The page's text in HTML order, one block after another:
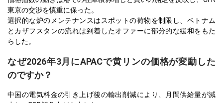
東京の交渉を慎重に保った。
選択的な炉のメンテナンスはスポットの荷物を制限し、ベトナム
とカザフスタンの流れは到着したオファーに部分的な緩和をもた
らした。
なぜ2026年3月にAPACで黄リンの価格が変動した
のですか？
中国の電気料金の引き上げ後の輸出削減により、月間供給量が減